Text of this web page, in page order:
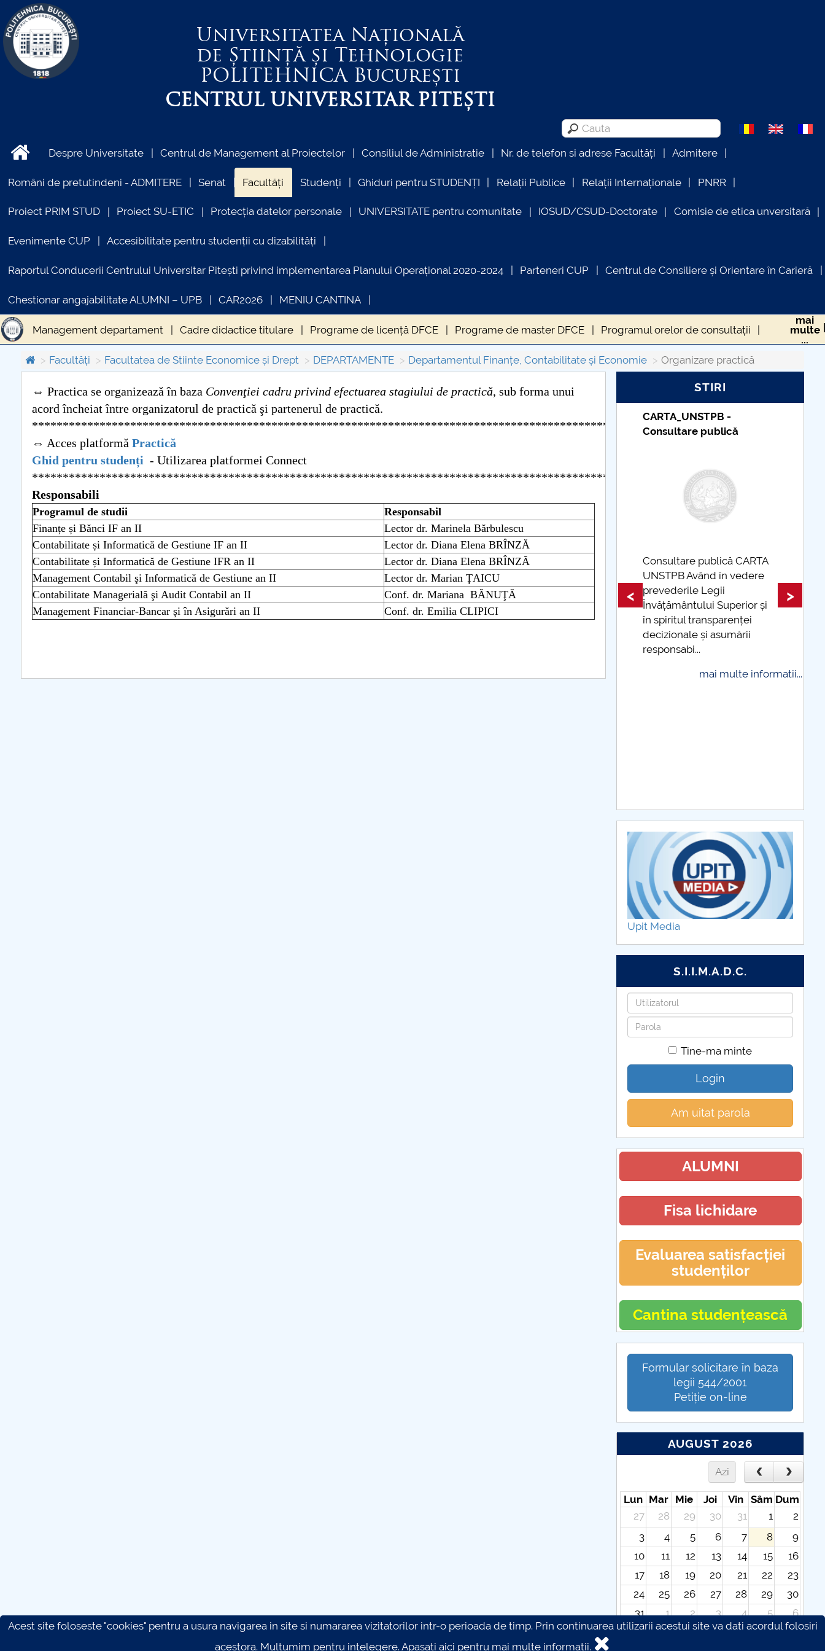
Universitatea Națională
de Știință și Tehnologie
POLITEHNICABucurești
CENTRUL UNIVERSITAR PITEȘTI
Despre Universitate Centrul de Management al Proiectelor Consiliul de Administratie Nr. de telefon si adrese Facultăți Admitere
Români de pretutindeni - ADMITERE Senat Facultăți Studenți Ghiduri pentru STUDENȚI Relații Publice Relații Internaționale PNRR
Proiect PRIM STUD Proiect SU-ETIC Protecția datelor personale UNIVERSITATE pentru comunitate IOSUD/CSUD-Doctorate Comisie de etica unversitară
Evenimente CUP Accesibilitate pentru studenții cu dizabilități
Raportul Conducerii Centrului Universitar Pitești privind implementarea Planului Operațional 2020-2024 Parteneri CUP Centrul de Consiliere și Orientare în Carieră
Chestionar angajabilitate ALUMNI – UPB CAR2026 MENIU CANTINA
Management departament Cadre didactice titulare Programe de licență DFCE Programe de master DFCE Programul orelor de consultații
Îndrumare ani studii Organizare practică Cercetare științifică
mai
multe
...
Facultăți
Facultatea de Stiinte Economice și Drept DEPARTAMENTE Departamentul Finanțe, Contabilitate și Economie Organizare practică
⇔ Practica se organizează în baza Convenţiei cadru privind efectuarea stagiului de practică, sub forma unui
acord încheiat între organizatorul de practică şi partenerul de practică.
****************************************************************************************************************
⇔ Acces platformă Practică
Ghid pentru studenți - Utilizarea platformei Connect
****************************************************************************************************************
Responsabili
Programul de studii
Responsabil
Finanțe și Bănci IF an II
Lector dr. Marinela Bărbulescu
Contabilitate și Informatică de Gestiune IF an II
Lector dr. Diana Elena BRÎNZĂ
Contabilitate și Informatică de Gestiune IFR an II
Lector dr. Diana Elena BRÎNZĂ
Management Contabil şi Informatică de Gestiune an II
Lector dr. Marian ŢAICU
Contabilitate Managerială şi Audit Contabil an II
Conf. dr. Mariana BĂNUŢĂ
Management Financiar-Bancar şi în Asigurări an II
Conf. dr. Emilia CLIPICI
STIRI
COMUNICAT DE PRESA
COMUNICAT Eveniment de
informare și promovare a
ofertei educaționale
universitare la Colegiul
Teoretic „Ion Cantacuzino”
INFORMATII ACTE STUDII
mai multe informatii...
Consultare publică CARTA
prevederile Legii
Învățământului Superior și
în spiritul transparenței
Taxe de școlarizare
indexate – Centrul
Taxe de școlarizare
indexate Taxele se pot
și cu cardul
< >
Upit Media
S.I.I.M.A.D.C.
Utilizatorul
Parola
Tine-ma minte
Login
Am uitat parola
ALUMNI
Fisa lichidare
Evaluarea satisfacției
studenților
Cantina studențească
Formular solicitare în baza
legii 544/2001
Petiție on-line
AUGUST 2026
Azi
Lun Mar Mie Joi Vin Sâm Dum
27
28 29 30 31 1
2
3
4 5 6 7 8
9
10
11 12 13 14 15
16
17
18 19 20 21 22
23
24
25 26 27 28 29
30
31
1 2 3 4 5
6
Acest site foloseste "cookies" pentru a usura navigarea in site si numararea vizitatorilor intr-o perioada de timp. Prin continuarea utilizarii acestui site va dati acordul folosiri
acestora. Multumim pentru intelegere.Apasati aici pentru mai multe informatii.